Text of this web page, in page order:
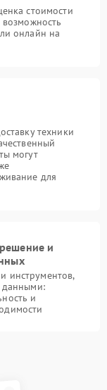
стоимости
возможность
онлайн на
техники
могут
для
и
инструментов,
данными:
и